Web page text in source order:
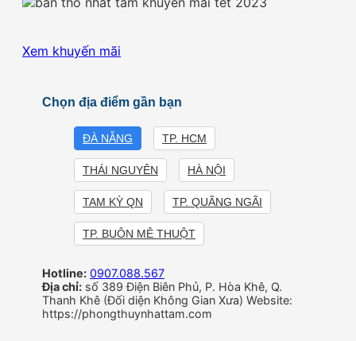
Xem khuyến mãi
Chọn địa điểm gần bạn
ĐÀ NẴNG TP. HCM
THÁI NGUYÊN HÀ NỘI
TAM KỲ QN TP. QUÃNG NGÃI
TP. BUÔN MÊ THUỘT
Hotline: 0907.088.567
Địa chỉ: số 389 Điện Biên Phủ, P. Hòa Khê, Q.
Thanh Khê (Đối diện Không Gian Xưa) Website:
https://phongthuynhattam.com